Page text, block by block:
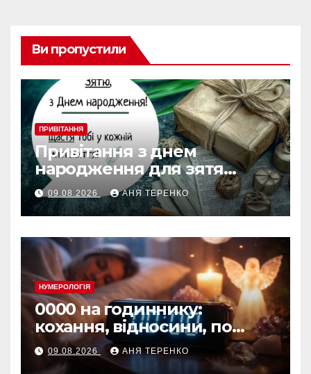
Ви пропустили
ПРИВІТАННЯ
Привітання з днем
народження для зятя
своїми словами
09.08.2026 АНЯ ТЕРЕНКО
НУМЕРОЛОГІЯ
0000 на годиннику:
кохання, відносини, по
дням тижня
09.08.2026 АНЯ ТЕРЕНКО